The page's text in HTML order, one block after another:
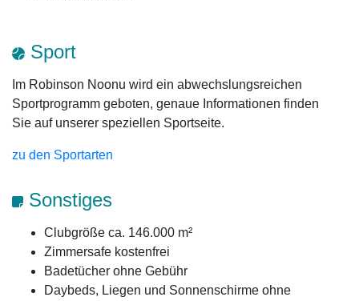
Sport
Im Robinson Noonu wird ein abwechslungsreichen
Sportprogramm geboten, genaue Informationen finden
Sie auf unserer speziellen Sportseite.
zu den Sportarten
Sonstiges
Clubgröße ca. 146.000 m²
Zimmersafe kostenfrei
Badetücher ohne Gebühr
Daybeds, Liegen und Sonnenschirme ohne